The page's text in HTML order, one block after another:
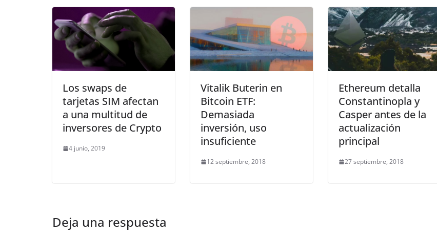
Los swaps de
tarjetas SIM afectan
a una multitud de
inversores de Crypto
4 junio, 2019
Vitalik Buterin en
Bitcoin ETF:
Demasiada
inversión, uso
insuficiente
12 septiembre, 2018
Ethereum detalla
Constantinopla y
Casper antes de la
actualización
principal
27 septiembre, 2018
Deja una respuesta